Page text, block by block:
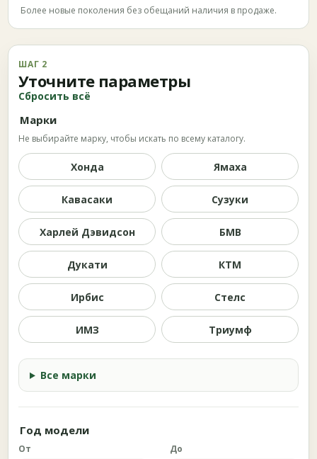
Более новые поколения без обещаний наличия в продаже.
ШАГ 2
Уточните параметры
Сбросить всё
Марки
Не выбирайте марку, чтобы искать по всему каталогу.
Хонда Ямаха
Кавасаки Сузуки
Харлей Дэвидсон БМВ
Дукати КТМ
Ирбис Стелс
ИМЗ Триумф
Все марки
Год модели
От До